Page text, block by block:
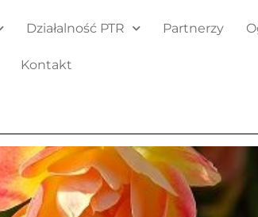
Działalność PTR Partnerzy
Kontakt